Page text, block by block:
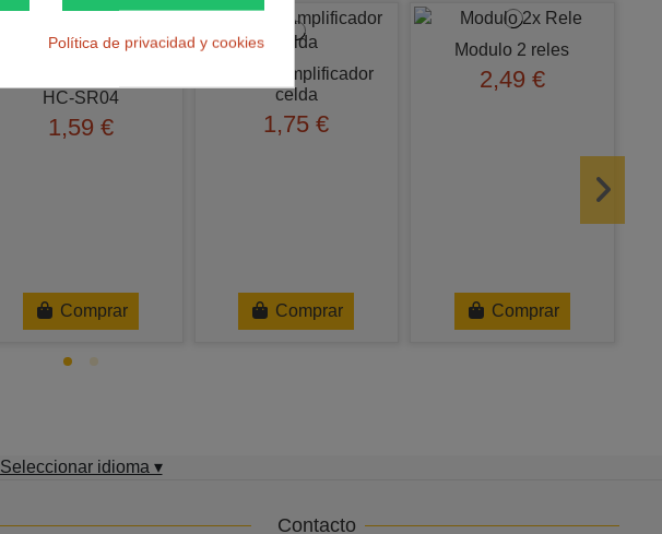
HC-SR04
1,59 €
Comprar
HX711 Amplificador
celda
1,75 €
Comprar
Modulo 2 reles
2,49 €
Comprar
Seleccionar idioma ▾
Contacto
Política de privacidad y cookies